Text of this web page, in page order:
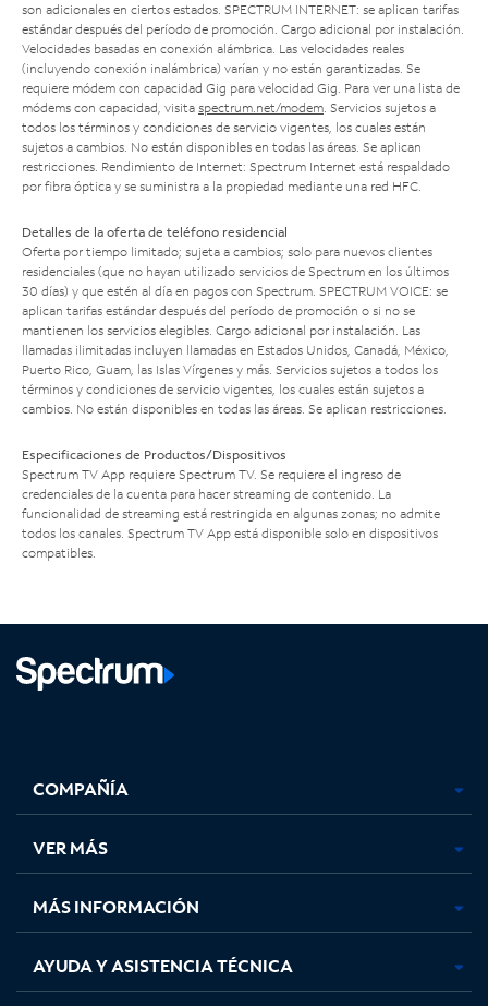
son adicionales en ciertos estados. SPECTRUM INTERNET: se aplican tarifas
estándar después del período de promoción. Cargo adicional por instalación.
Velocidades basadas en conexión alámbrica. Las velocidades reales
(incluyendo conexión inalámbrica) varían y no están garantizadas. Se
requiere módem con capacidad Gig para velocidad Gig. Para ver una lista de
módems con capacidad, visita spectrum.net/modem. Servicios sujetos a
todos los términos y condiciones de servicio vigentes, los cuales están
sujetos a cambios. No están disponibles en todas las áreas. Se aplican
restricciones. Rendimiento de Internet: Spectrum Internet está respaldado
por fibra óptica y se suministra a la propiedad mediante una red HFC.
Detalles de la oferta de teléfono residencial
Oferta por tiempo limitado; sujeta a cambios; solo para nuevos clientes
residenciales (que no hayan utilizado servicios de Spectrum en los últimos
30 días) y que estén al día en pagos con Spectrum. SPECTRUM VOICE: se
aplican tarifas estándar después del período de promoción o si no se
mantienen los servicios elegibles. Cargo adicional por instalación. Las
llamadas ilimitadas incluyen llamadas en Estados Unidos, Canadá, México,
Puerto Rico, Guam, las Islas Vírgenes y más. Servicios sujetos a todos los
términos y condiciones de servicio vigentes, los cuales están sujetos a
cambios. No están disponibles en todas las áreas. Se aplican restricciones.
Especificaciones de Productos/Dispositivos
Spectrum TV App requiere Spectrum TV. Se requiere el ingreso de
credenciales de la cuenta para hacer streaming de contenido. La
funcionalidad de streaming está restringida en algunas zonas; no admite
todos los canales. Spectrum TV App está disponible solo en dispositivos
compatibles.
abre
en
pestaña
nueva
abre
en
pestaña
nueva
abre
en
pestaña
nueva
en
nueva
COMPAÑÍA
VER MÁS
MÁS INFORMACIÓN
AYUDA Y ASISTENCIA TÉCNICA